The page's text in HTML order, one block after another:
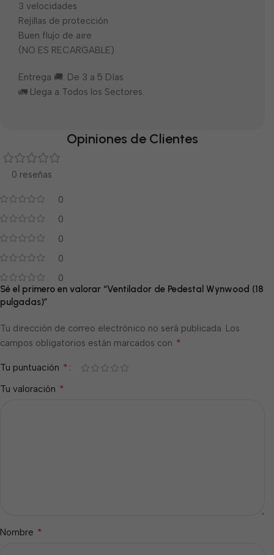
3 velocidades
Rejillas de protección
Buen flujo de aire
(NO ES RECARGABLE)
Entrega 🚚: De 3 a 5 Días
🚛 Llega a Todos los Sectores.
Opiniones de Clientes
0 reseñas
0
0
0
0
0
Sé el primero en valorar “Ventilador de Pedestal Wynwood (18
pulgadas)”
Tu dirección de correo electrónico no será publicada. Los
campos obligatorios están marcados con *
Tu puntuación *
Tu valoración *
Nombre *